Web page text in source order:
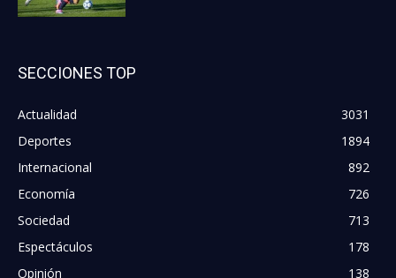
SECCIONES TOP
Actualidad
3031
Deportes
1894
Internacional
892
Economía
726
Sociedad
713
Espectáculos
178
Opinión
138